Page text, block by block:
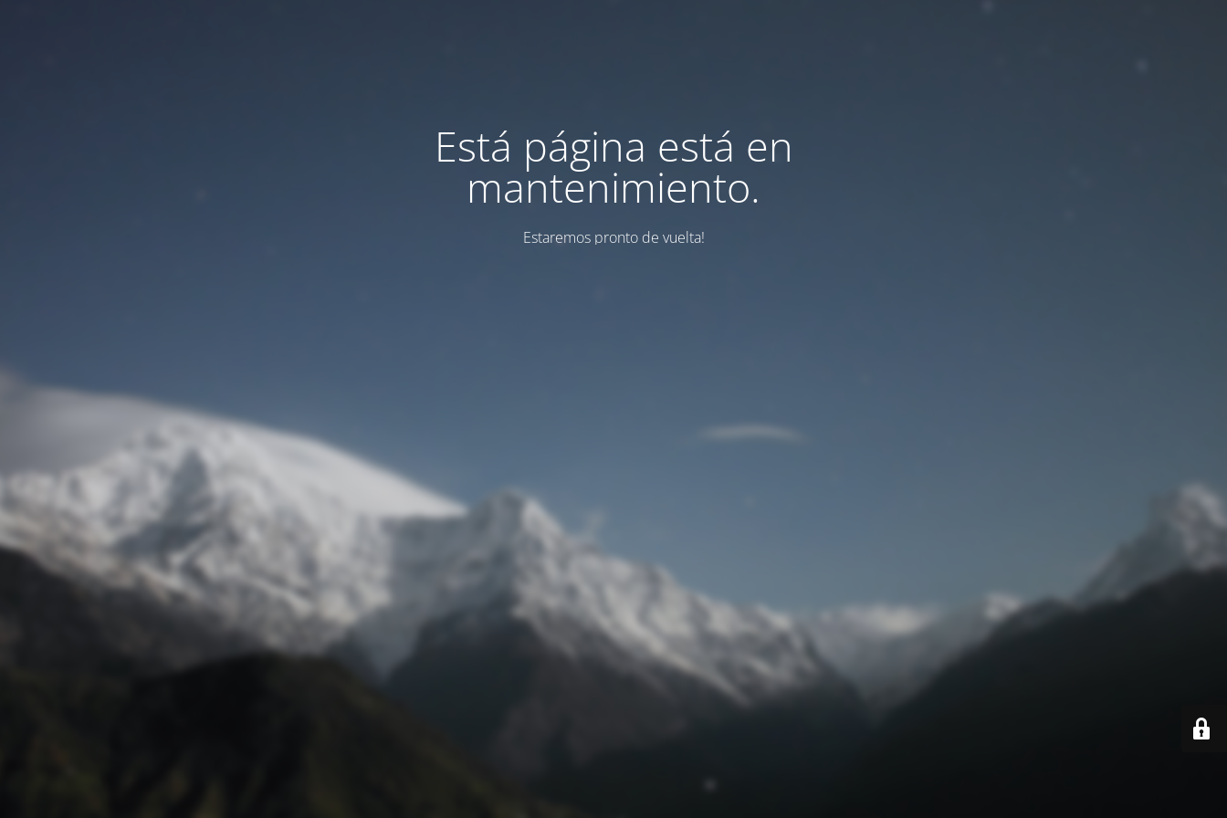
Está página está en
mantenimiento.
Estaremos pronto de vuelta!